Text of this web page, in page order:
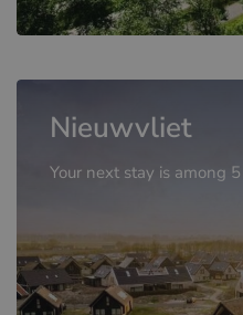
Nieuwvliet
Your next stay is among